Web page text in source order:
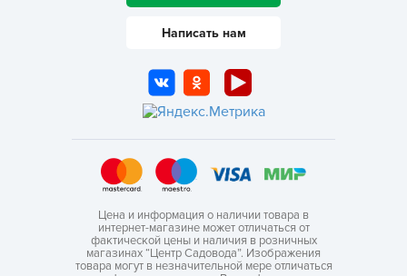
Написать нам
Цена и информация о наличии товара в
интернет-магазине может отличаться от
фактической цены и наличия в розничных
магазинах “Центр Садовода”. Изображения
товара могут в незначительной мере отличаться